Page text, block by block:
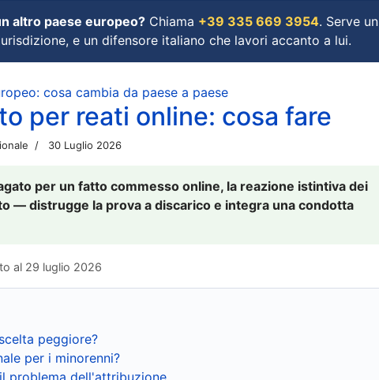
altro paese europeo? Chiama +39 335 669 3954. Serve un
e un difensore italiano che lavori accanto a lui.
cosa cambia da paese a paese
per reati online: cosa fare
30 Luglio 2026
per un fatto commesso online, la reazione istintiva dei
— distrugge la prova a discarico e integra una condotta
al 29 luglio 2026
peggiore?
per i minorenni?
problema dell'attribuzione